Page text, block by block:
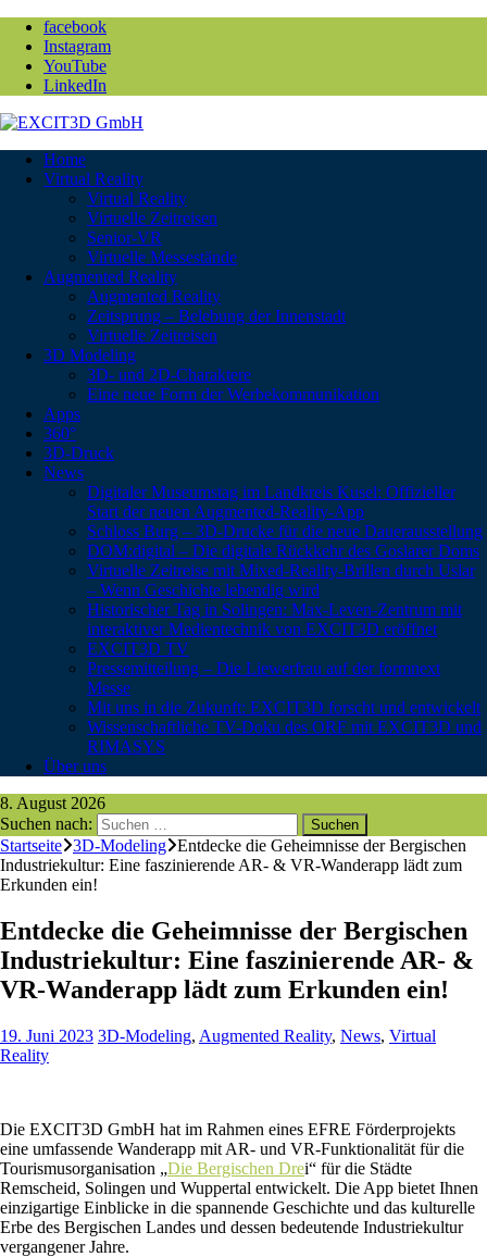
facebook
Instagram
YouTube
LinkedIn
Home
Virtual Reality
Virtual Reality
Virtuelle Zeitreisen
Senior-VR
Virtuelle Messestände
Augmented Reality
Augmented Reality
Zeitsprung – Belebung der Innenstadt
Virtuelle Zeitreisen
3D Modeling
3D- und 2D-Charaktere
Eine neue Form der Werbekommunikation
Apps
360°
3D-Druck
News
Digitaler Museumstag im Landkreis Kusel: Offizieller
Start der neuen Augmented-Reality-App
Schloss Burg – 3D-Drucke für die neue Dauerausstellung
DOM:digital – Die digitale Rückkehr des Goslarer Doms
Virtuelle Zeitreise mit Mixed-Reality-Brillen durch Uslar
– Wenn Geschichte lebendig wird
Historischer Tag in Solingen: Max-Leven-Zentrum mit
interaktiver Medientechnik von EXCIT3D eröffnet
EXCIT3D TV
Pressemitteilung – Die Liewerfrau auf der formnext
Messe
Mit uns in die Zukunft: EXCIT3D forscht und entwickelt
Wissenschaftliche TV-Doku des ORF mit EXCIT3D und
RIMASYS
Über uns
8. August 2026
Suchen nach:
Startseite 3D-Modeling Entdecke die Geheimnisse der Bergischen
Industriekultur: Eine faszinierende AR- & VR-Wanderapp lädt zum
Erkunden ein!
Entdecke die Geheimnisse der Bergischen
Industriekultur: Eine faszinierende AR- &
VR-Wanderapp lädt zum Erkunden ein!
19. Juni 2023 3D-Modeling, Augmented Reality, News, Virtual
Reality
Die EXCIT3D GmbH hat im Rahmen eines EFRE Förderprojekts
eine umfassende Wanderapp mit AR- und VR-Funktionalität für die
Tourismusorganisation „Die Bergischen Drei“ für die Städte
Remscheid, Solingen und Wuppertal entwickelt. Die App bietet Ihnen
einzigartige Einblicke in die spannende Geschichte und das kulturelle
Erbe des Bergischen Landes und dessen bedeutende Industriekultur
vergangener Jahre.